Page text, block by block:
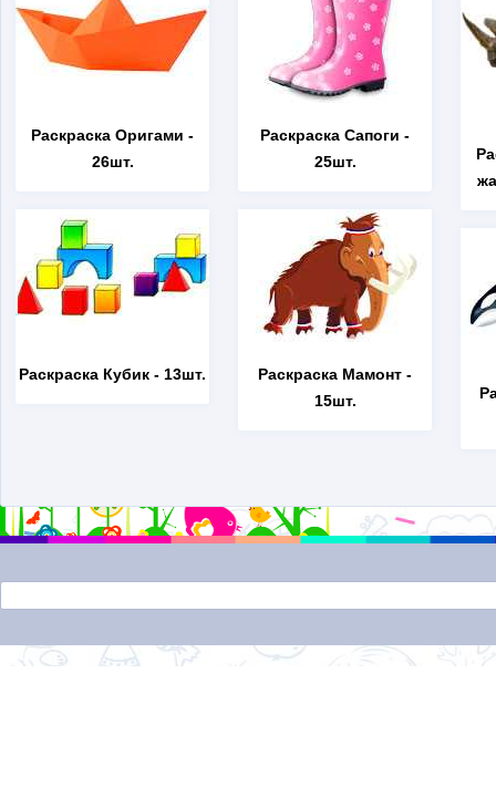
Раскраска Оригами -
26шт.
Раскраска Кубик - 13шт.
Раскраска Сапоги -
25шт.
Раскраска Мамонт -
15шт.